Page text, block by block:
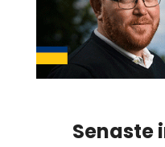
Senaste